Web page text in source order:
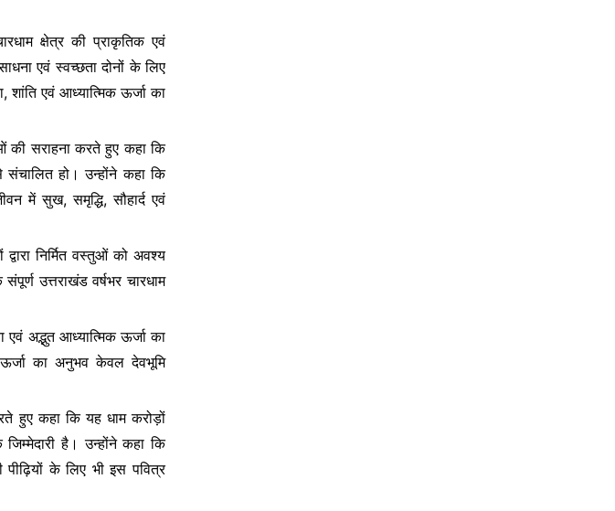
क्षेत्र की प्राकृतिक एवं
एवं स्वच्छता दोनों के लिए
एवं आध्यात्मिक ऊर्जा का
की सराहना करते हुए कहा कि
हो। उन्होंने कहा कि
में सुख, समृद्धि, सौहार्द एवं
निर्मित वस्तुओं को अवश्य
उत्तराखंड वर्षभर चारधाम
एवं अद्भुत आध्यात्मिक ऊर्जा का
का अनुभव केवल देवभूमि
हुए कहा कि यह धाम करोड़ों
है। उन्होंने कहा कि
के लिए भी इस पवित्र